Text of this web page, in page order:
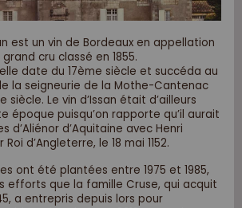
est un vin de Bordeaux en appellation
cru classé en 1855.
date du 17ème siècle et succéda au
la seigneurie de la Mothe-Cantenac
siècle. Le vin d’Issan était d’ailleurs
époque puisqu’on rapporte qu’il aurait
d’Aliénor d’Aquitaine avec Henri
d’Angleterre, le 18 mai 1152.
ont été plantées entre 1975 et 1985,
efforts que la famille Cruse, qui acquit
a entrepris depuis lors pour